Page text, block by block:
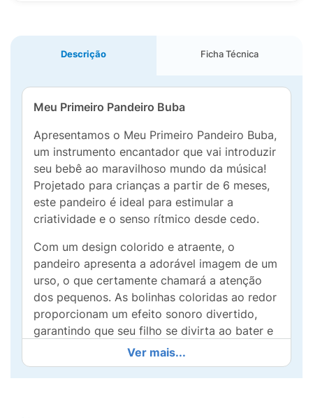
Descrição Ficha Técnica
Meu Primeiro Pandeiro Buba
Apresentamos o Meu Primeiro Pandeiro Buba,
um instrumento encantador que vai introduzir
seu bebê ao maravilhoso mundo da música!
Projetado para crianças a partir de 6 meses,
este pandeiro é ideal para estimular a
criatividade e o senso rítmico desde cedo.
Com um design colorido e atraente, o
pandeiro apresenta a adorável imagem de um
urso, o que certamente chamará a atenção
dos pequenos. As bolinhas coloridas ao redor
proporcionam um efeito sonoro divertido,
garantindo que seu filho se divirta ao bater e
Fabricado com materiais seguros e de alta
Ver mais...